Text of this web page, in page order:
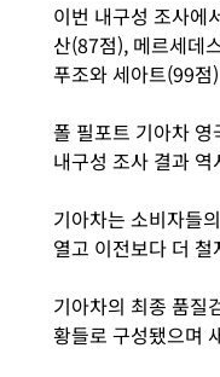
이번 내구성 조사에
산(87점), 메르세데
푸조와 세아트(99점
폴 필포트 기아차
내구성 조사 결과
기아차는 소비자들
열고 이전보다 더
기아차의 최종 품질
황들로 구성됐으며